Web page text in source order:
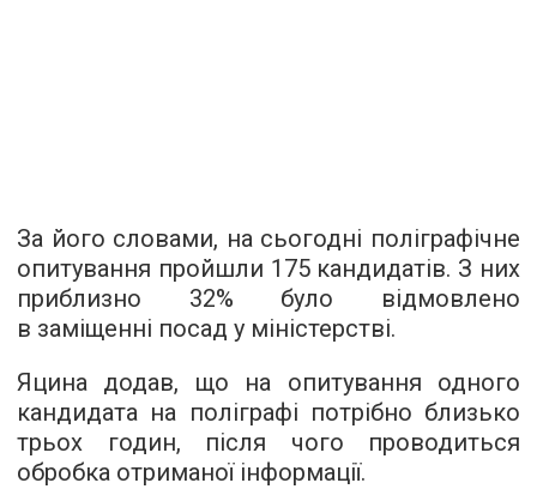
За його словами, на сьогодні поліграфічне
опитування пройшли 175 кандидатів. З них
приблизно 32% було відмовлено
в заміщенні посад у міністерстві.
Яцина додав, що на опитування одного
кандидата на поліграфі потрібно близько
трьох годин, після чого проводиться
обробка отриманої інформації.